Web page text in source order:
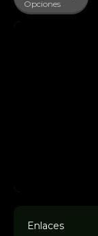
Opciones
Enlaces